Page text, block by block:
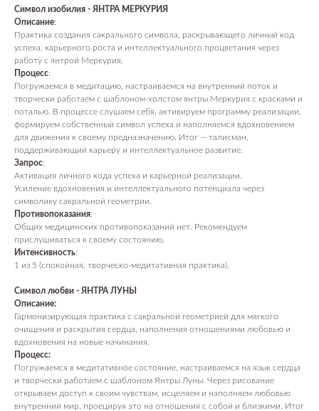
Символ изобилия - ЯНТРА МЕРКУРИЯ
Описание:
Практика создания сакрального символа, раскрывающего личный код
успеха, карьерного роста и интеллектуального процветания через
работу с янтрой Меркурия.
Процесс:
Погружаемся в медитацию, настраиваемся на внутренний поток и
творчески работаем с шаблоном-холстом янтры Меркурия с красками и
поталью. В процессе слушаем себя, активируем программу реализации,
формируем собственный символ успеха и наполняемся вдохновением
для движения к своему предназначению. Итог — талисман,
поддерживающий карьеру и интеллектуальное развитие.
Запрос:
Активация личного кода успеха и карьерной реализации.
Усиление вдохновения и интеллектуального потенциала через
символику сакральной геометрии.
Противопоказания:
Общих медицинских противопоказаний нет. Рекомендуем
прислушиваться к своему состоянию.
Интенсивность:
1 из 5 (спокойная, творческо-медитативная практика).
Символ любви - ЯНТРА ЛУНЫ
Описание:
Гармонизирующая практика с сакральной геометрией для мягкого
очищения и раскрытия сердца, наполнения отношениями любовью и
вдохновения на новые начинания.
Процесс:
Погружаемся в медитативное состояние, настраиваемся на язык сердца
и творчески работаем с шаблоном Янтры Луны. Через рисование
открываем доступ к своим чувствам, исцеляем и наполняем любовью
внутренний мир, проецируя это на отношения с собой и близкими. Итог